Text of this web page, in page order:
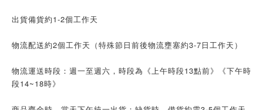
出貨備貨約1-2個工作天
物流配送約2個工作天（特殊節日前後物流壅塞約3-7日工作天）
物流運送時段：週一至週六，時段為《上午時段13點前》《下午時
段14~18時》